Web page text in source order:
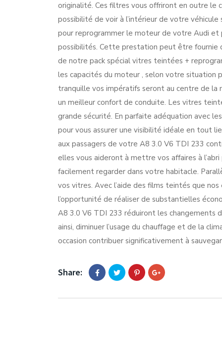
originalité. Ces filtres vous offriront en outre le
possibilité de voir à l’intérieur de votre
pour reprogrammer le moteur de votre Audi et
possibilités. Cette prestation peut être fournie
de notre pack spécial vitres teintées +
les capacités du moteur , selon votre situation
tranquille vos impératifs seront au centre de la
un meilleur confort de conduite. Les vitres
grande sécurité. En parfaite adéquation avec
pour vous assurer une visibilité idéale en tout
aux passagers de votre A8 3.0 V6 TDI 233
elles vous aideront à mettre vos affaires à
facilement regarder dans votre habitacle.
vos vitres. Avec l’aide des films teintés que
l’opportunité de réaliser de substantielles
A8 3.0 V6 TDI 233 réduiront les changements
ainsi, diminuer l’usage du chauffage et de la
occasion contribuer significativement à
Share: